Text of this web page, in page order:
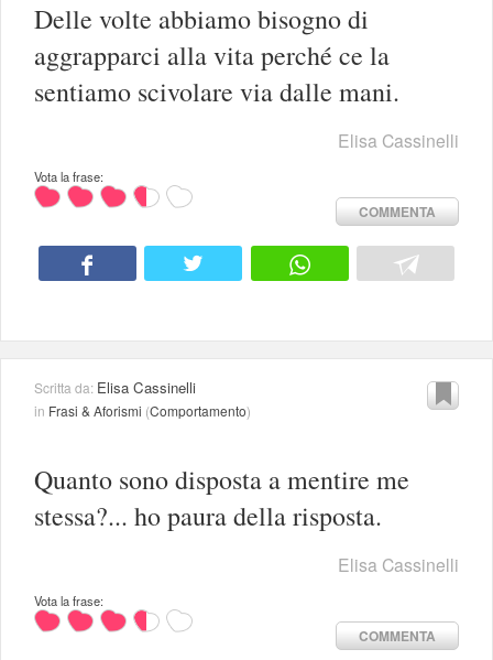
Delle volte abbiamo bisogno di
aggrapparci alla vita perché ce la
sentiamo scivolare via dalle mani.
Elisa Cassinelli
Vota la frase:
COMMENTA
Scritta da: Elisa Cassinelli
in Frasi & Aforismi (Comportamento)
Quanto sono disposta a mentire me
stessa?... ho paura della risposta.
Elisa Cassinelli
Vota la frase:
COMMENTA